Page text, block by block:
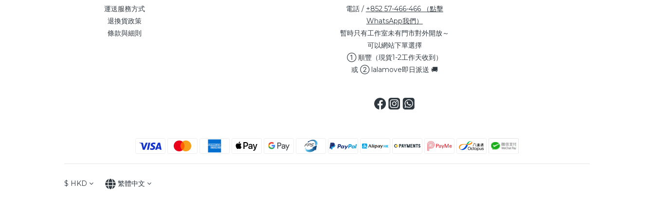
運送服務方式
退換貨政策
條款與細則
電話 / +852 57-466-466 （點擊
WhatsApp我們）
暫時只有工作室未有門市對外開放～
可以網站下單選擇
① 順豐（現貨1-2工作天收到）
或 ② lalamove即日派送 🚚
$ HKD 繁體中文